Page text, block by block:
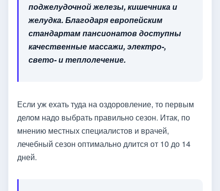
поджелудочной железы, кишечника и
желудка. Благодаря европейским
стандартам пансионатов доступны
качественные массажи, электро-,
свето- и теплолечение.
Если уж ехать туда на оздоровление, то первым
делом надо выбрать правильно сезон. Итак, по
мнению местных специалистов и врачей,
лечебный сезон оптимально длится от 10 до 14
дней.